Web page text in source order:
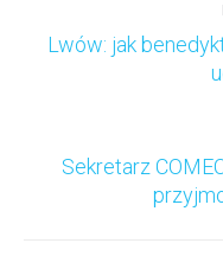
Lwów: jak
Sekretarz